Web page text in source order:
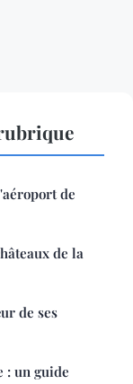
de
de la
de ses
: un guide